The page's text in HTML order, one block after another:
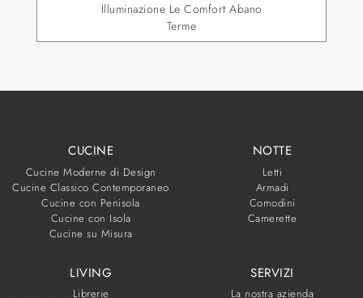
Illuminazione Le Comfort Abano
Terme
CUCINE
Cucine Moderne di Design
Cucine Classico Contemporaneo
Cucine con Penisola
Cucine con Isola
Cucine su Misura
NOTTE
Letti
Armadi
Comodini
Camerette
LIVING
Librerie
SERVIZI
La nostra azienda